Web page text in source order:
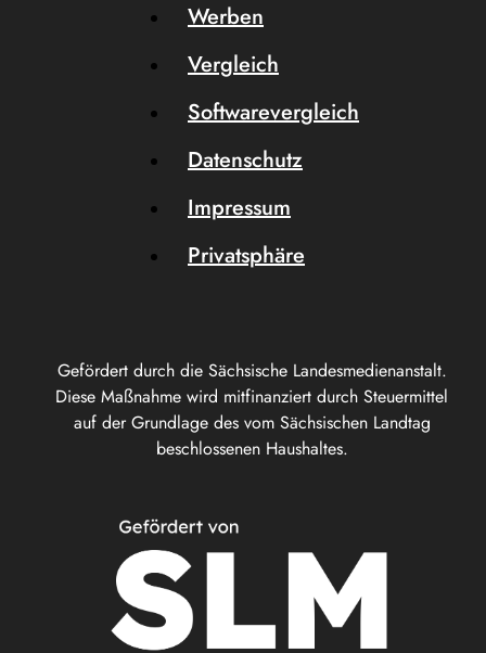
Gefördert durch die Sächsische Landesmedienanstalt.
Diese Maßnahme wird mitfinanziert durch Steuermittel
auf der Grundlage des vom Sächsischen Landtag
beschlossenen Haushaltes.
Werben
Vergleich
Softwarevergleich
Datenschutz
Impressum
Privatsphäre